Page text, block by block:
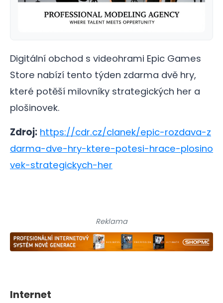
Digitální obchod s videohrami Epic Games
Store nabízí tento týden zdarma dvě hry,
které potěší milovníky strategických her a
plošinovek.
Zdroj: https://cdr.cz/clanek/epic-rozdava-z
darma-dve-hry-ktere-potesi-hrace-plosino
vek-strategickych-her
Reklama
Internet